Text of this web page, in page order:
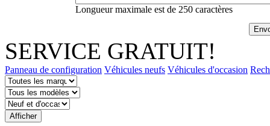
Longueur maximale est de 250 caractères
SERVICE GRATUIT!
Panneau de configuration Véhicules neufs Véhicules d'occasion